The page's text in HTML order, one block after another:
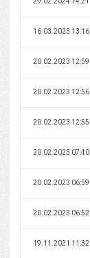
16.03.2023 13:16
20.02.2023 12:59
20.02.2023 12:56
20.02.2023 12:55
20.02.2023 07:40
20.02.2023 06:59
20.02.2023 06:52
19.11.2021 11:32